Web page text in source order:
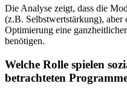
Die Analyse zeigt, dass die
(z.B. Selbstwertstärkung), aber
Optimierung eine
benötigen.
Welche Rolle spielen
betrachteten